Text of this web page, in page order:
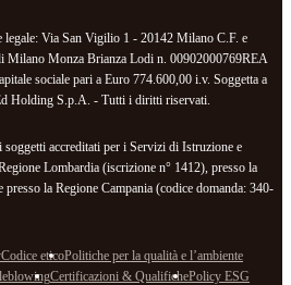
Via San Vigilio 1 - 20142 Milano C.F. e
Milano Monza Brianza Lodi n. 00902000769REA
sociale pari a Euro 774.600,00 i.v. Soggetta a
Holding S.p.A. - Tutti i diritti riservati.
accreditati per i Servizi di Istruzione e
Lombardia (iscrizione n° 1412), presso la
la Regione Campania (codice domanda: 340-
Codice eticoPolitiche per la qualità e l’ambiente
Certificazioni & QualifichePolicy ESG